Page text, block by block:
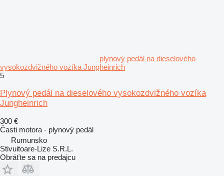
plynový pedál na dieselového
vysokozdvižného vozíka Jungheinrich
5
Plynový pedál na dieselového vysokozdvižného vozíka
Jungheinrich
300 €
Časti motora - plynový pedál
Rumunsko
Stivuitoare-Lize S.R.L.
Obráťte sa na predajcu